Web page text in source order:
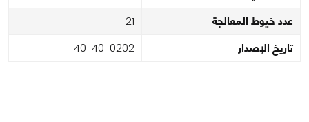
عدد خيوط المعالجة 12
تاريخ الإصدار 2020-04-04